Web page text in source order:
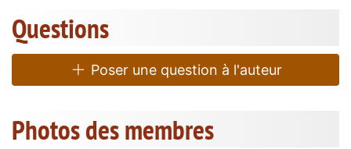
Questions
Poser une question à l'auteur
Photos des membres